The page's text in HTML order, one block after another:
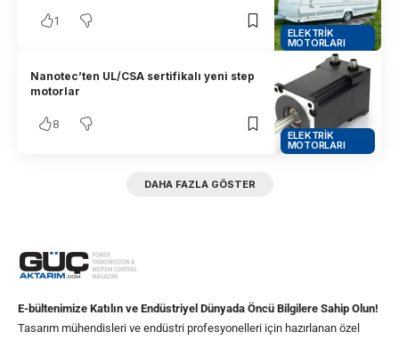
ELEKTRIK
MOTORLARI
1
ELEKTRIK
MOTORLARI
Nanotec’ten UL/CSA sertifikalı yeni step
motorlar
8
DAHA FAZLA GÖSTER
E-bültenimize Katılın ve Endüstriyel Dünyada Öncü Bilgilere Sahip Olun!
Tasarım mühendisleri ve endüstri profesyonelleri için hazırlanan özel